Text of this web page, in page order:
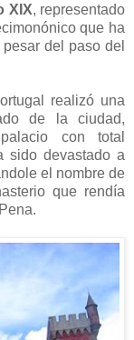
XIX, representado
que ha
del paso del
realizó una
de la ciudad,
con total
sido devastado a
el nombre de
que rendía